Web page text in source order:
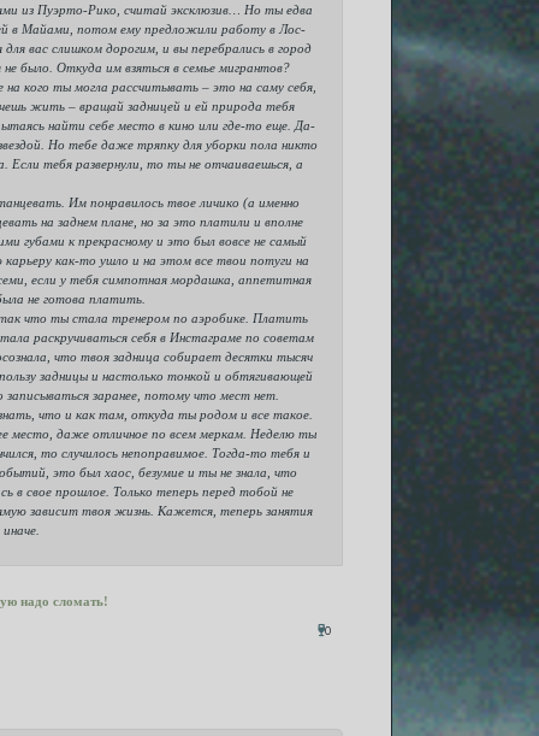
из Пуэрто-Рико, считай эксклюзив… Но ты едва
в Майами, потом ему предложили работу в Лос-
вас слишком дорогим, и вы перебрались в город
было. Откуда им взяться в семье мигрантов?
кого ты могла рассчитывать – это на саму себя,
жить – вращай задницей и ей природа тебя
найти себе место в кино или где-то еще. Да-
Но тебе даже тряпку для уборки пола никто
Если тебя развернули, то ты не отчаиваешься, а
Им понравилось твое личико (а именно
на заднем плане, но за это платили и вполне
губами к прекрасному и это был вовсе не самый
как-то ушло и на этом все твои потуги на
если у тебя симпотная мордашка, аппетитная
не готова платить.
так что ты стала тренером по аэробике. Платить
раскручиваться себя в Инстаграме по советам
что твоя задница собирает десятки тысяч
задницы и настолько тонкой и обтягивающей
заранее, потому что мест нет.
что и как там, откуда ты родом и все такое.
место, даже отличное по всем меркам. Неделю ты
то случилось непоправимое. Тогда-то тебя и
это был хаос, безумие и ты не знала, что
в свое прошлое. Только теперь перед тобой не
зависит твоя жизнь. Кажется, теперь занятия
надо сломать!
0